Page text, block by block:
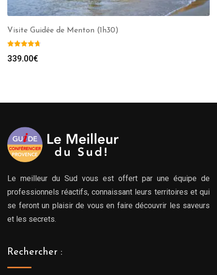
Visite Guidée de Menton (1h30)
339.00€
Le meilleur du Sud vous est offert par une équipe de
professionnels réactifs, connaissant leurs territoires et qui
se feront un plaisir de vous en faire découvrir les saveurs
et les secrets.
Rechercher :